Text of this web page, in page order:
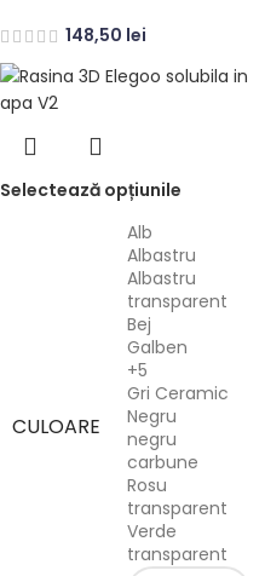
148,50 lei
Selectează opțiunile
CULOARE
Alb
Albastru
Albastru
transparent
Bej
Galben
+5
Gri Ceramic
Negru
negru
carbune
Rosu
transparent
Verde
transparent